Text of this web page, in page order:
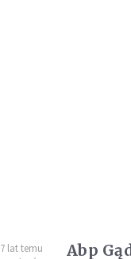
7 lat temu
Abp